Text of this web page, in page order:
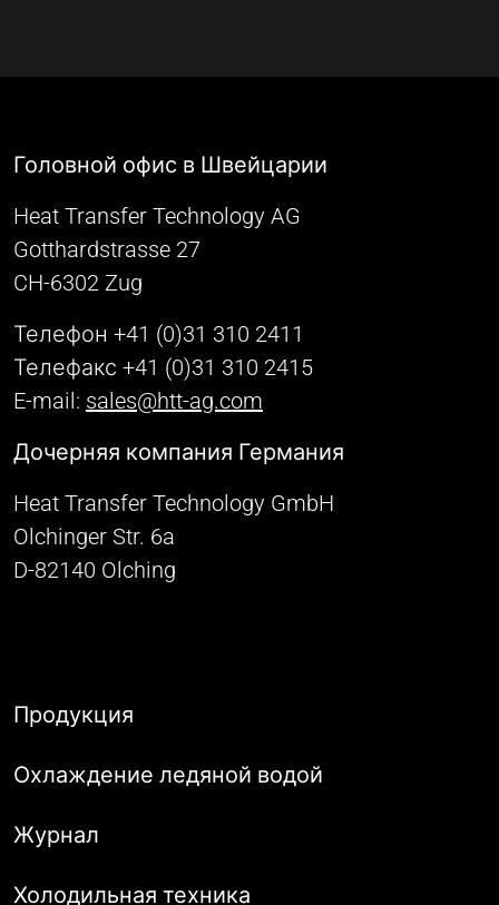
Головной офис в Швейцарии
Heat Transfer Technology AG
Gotthardstrasse 27
CH-6302 Zug
Телефон +41 (0)31 310 2411
Телефакс +41 (0)31 310 2415
E-mail: sales@htt-ag.com
Дочерняя компания Германия
Heat Transfer Technology GmbH
Olchinger Str. 6a
D-82140 Olching
Продукция
Охлаждение ледяной водой
Журнал
Холодильная техника